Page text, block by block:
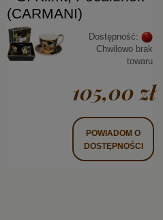
(CARMANI)
Dostępność:
Chwilowo brak
towaru
105,00 zł
POWIADOM O
DOSTĘPNOŚCI